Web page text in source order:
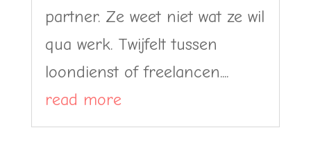
partner. Ze weet niet wat ze wil
qua werk. Twijfelt tussen
loondienst of freelancen....
read more